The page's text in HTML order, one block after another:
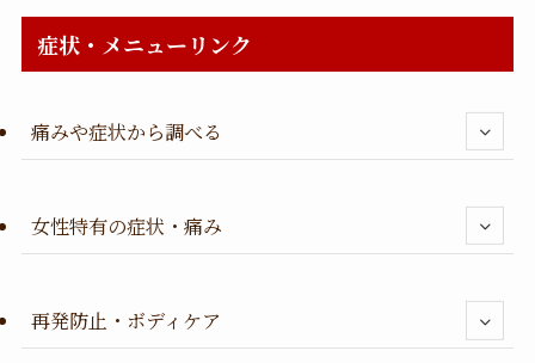
症状・メニューリンク
痛みや症状から調べる
女性特有の症状・痛み
再発防止・ボディケア